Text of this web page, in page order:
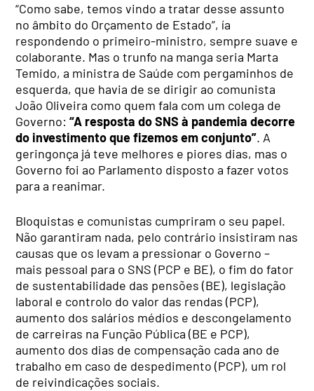
“Como sabe, temos vindo a tratar desse assunto
no âmbito do Orçamento de Estado”, ía
respondendo o primeiro-ministro, sempre suave e
colaborante. Mas o trunfo na manga seria Marta
Temido, a ministra de Saúde com pergaminhos de
esquerda, que havia de se dirigir ao comunista
João Oliveira como quem fala com um colega de
Governo: “A resposta do SNS à pandemia decorre
do investimento que fizemos em conjunto”. A
geringonça já teve melhores e piores dias, mas o
Governo foi ao Parlamento disposto a fazer votos
para a reanimar.
Bloquistas e comunistas cumpriram o seu papel.
Não garantiram nada, pelo contrário insistiram nas
causas que os levam a pressionar o Governo –
mais pessoal para o SNS (PCP e BE), o fim do fator
de sustentabilidade das pensões (BE), legislação
laboral e controlo do valor das rendas (PCP),
aumento dos salários médios e descongelamento
de carreiras na Função Pública (BE e PCP),
aumento dos dias de compensação cada ano de
trabalho em caso de despedimento (PCP), um rol
de reivindicações sociais.